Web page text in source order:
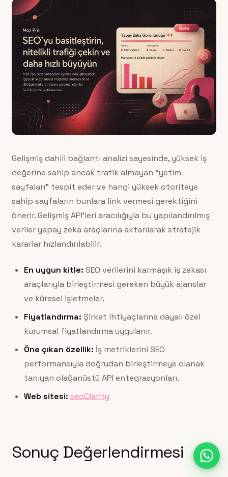
Gelişmiş dahili bağlantı analizi sayesinde, yüksek iş
değerine sahip ancak trafik almayan “yetim
sayfaları” tespit eder ve hangi yüksek otoriteye
sahip sayfaların bunlara link vermesi gerektiğini
önerir. Gelişmiş API’leri aracılığıyla bu yapılandırılmış
veriler yapay zeka araçlarına aktarılarak stratejik
kararlar hızlandırılabilir.
En uygun kitle: SEO verilerini karmaşık iş zekası
araçlarıyla birleştirmesi gereken büyük ajanslar
ve küresel işletmeler.
Fiyatlandırma: Şirket ihtiyaçlarına dayalı özel
kurumsal fiyatlandırma uygulanır.
Öne çıkan özellik: İş metriklerini SEO
performansıyla doğrudan birleştirmeye olanak
tanıyan olağanüstü API entegrasyonları.
Web sitesi: seoClarity
Sonuç Değerlendirmesi